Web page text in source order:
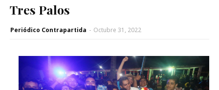
Tres Palos
Periódico Contrapartida - Octubre 31, 2022